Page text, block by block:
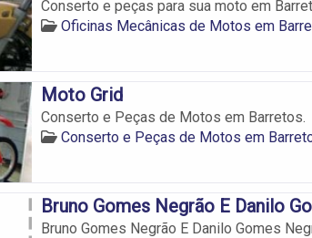
Conserto e peças para sua moto em
Oficinas Mecânicas de Motos em
Moto Grid
Conserto e Peças de Motos em Barretos.
Conserto e Peças de Motos em
Bruno Gomes Negrão E Danilo
Bruno Gomes Negrão E Danilo Gomes